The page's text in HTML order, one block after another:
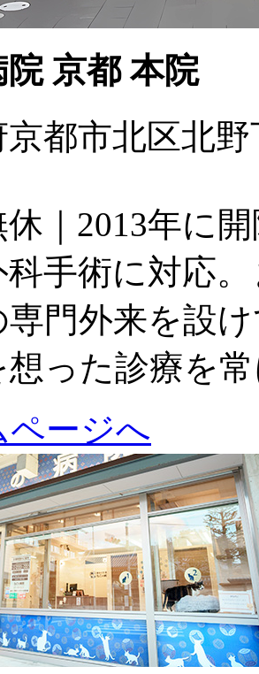
京都 本院
都市北区北野
｜2013年に
科手術に対応
専門外来を設
想った診療を
ページへ